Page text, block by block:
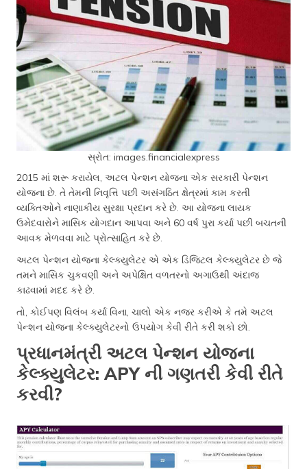
સ્રોત: images.financialexpress
2015 માં શરૂ કરાયેલ, અટલ પેન્શન યોજના એક સરકારી પેન્શન
યોજના છે. તે તેમની નિવૃત્તિ પછી અસંગઠિત ક્ષેત્રમાં કામ કરતી
વ્યક્તિઓને નાણાકીય સુરક્ષા પ્રદાન કરે છે. આ યોજના લાયક
ઉમેદવારોને માસિક યોગદાન આપવા અને 60 વર્ષ પુરા કર્યા પછી બચતની
આવક મેળવવા માટે પ્રોત્સાહિત કરે છે.
અટલ પેન્શન યોજના કેલ્ક્યુલેટર એ એક ડિજિટલ કેલ્ક્યુલેટર છે જે
તમને માસિક ચુકવણી અને અપેક્ષિત વળતરનો અગાઉથી અંદાજ
કાઢવામાં મદદ કરે છે.
તો, કોઈપણ વિલંબ કર્યા વિના, ચાલો એક નજર કરીએ કે તમે અટલ
પેન્શન યોજના કેલ્ક્યુલેટરનો ઉપયોગ કેવી રીતે કરી શકો છો.
પ્રધાનમંત્રી અટલ પેન્શન યોજના
કેલ્ક્યુલેટર: APY ની ગણતરી કેવી રીતે
કરવી?